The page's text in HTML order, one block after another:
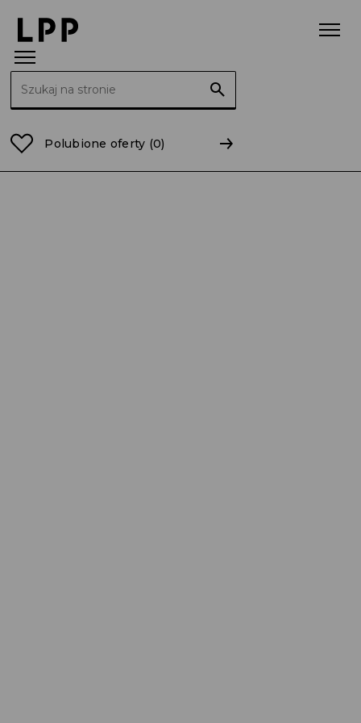
Polubione oferty (0)
Strona główna 2013